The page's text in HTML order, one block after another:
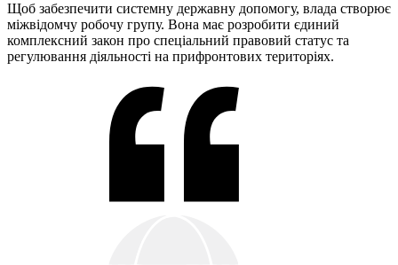
Щоб забезпечити системну державну допомогу, влада створює
міжвідомчу робочу групу. Вона має розробити єдиний
комплексний закон про спеціальний правовий статус та
регулювання діяльності на прифронтових територіях.